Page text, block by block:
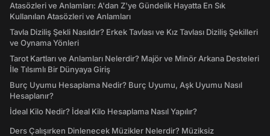
Atasözleri ve Anlamları: A'dan Z'ye Gündelik Hayatta En Sık
Kullanılan Atasözleri ve Anlamları
Tavla Diziliş Şekli Nasıldır? Erkek Tavlası ve Kız Tavlası Diziliş Şekilleri
ve Oynama Yönleri
Tarot Kartları ve Anlamları Nelerdir? Majör ve Minör Arkana Desteleri
İle Tılsımlı Bir Dünyaya Giriş
Burç Uyumu Hesaplama Nedir? Burç Uyumu, Aşk Uyumu Nasıl
Hesaplanır?
İdeal Kilo Nedir? İdeal Kilo Hesaplama Nasıl Yapılır?
Ders Çalışırken Dinlenecek Müzikler Nelerdir? Müziksiz